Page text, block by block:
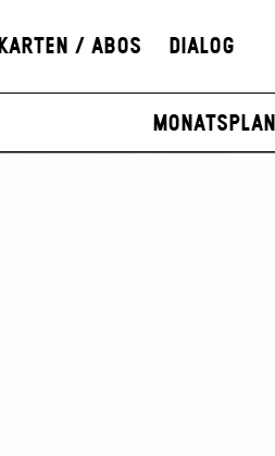
Karten / Abos Dialog
Monatsplan